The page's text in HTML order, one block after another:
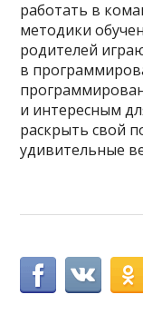
работать в
методики
родителей
в
и интересным
раскрыть свой
удивительные